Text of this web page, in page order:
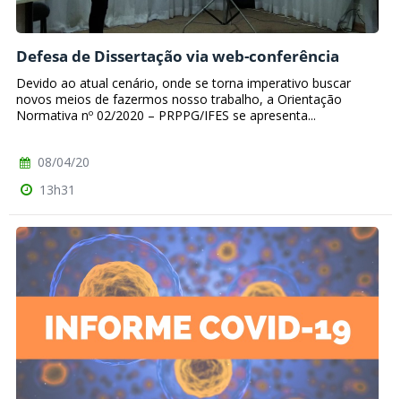
Defesa de Dissertação via web-conferência
Devido ao atual cenário, onde se torna imperativo buscar
novos meios de fazermos nosso trabalho, a Orientação
Normativa nº 02/2020 – PRPPG/IFES se apresenta...
08/04/20
13h31